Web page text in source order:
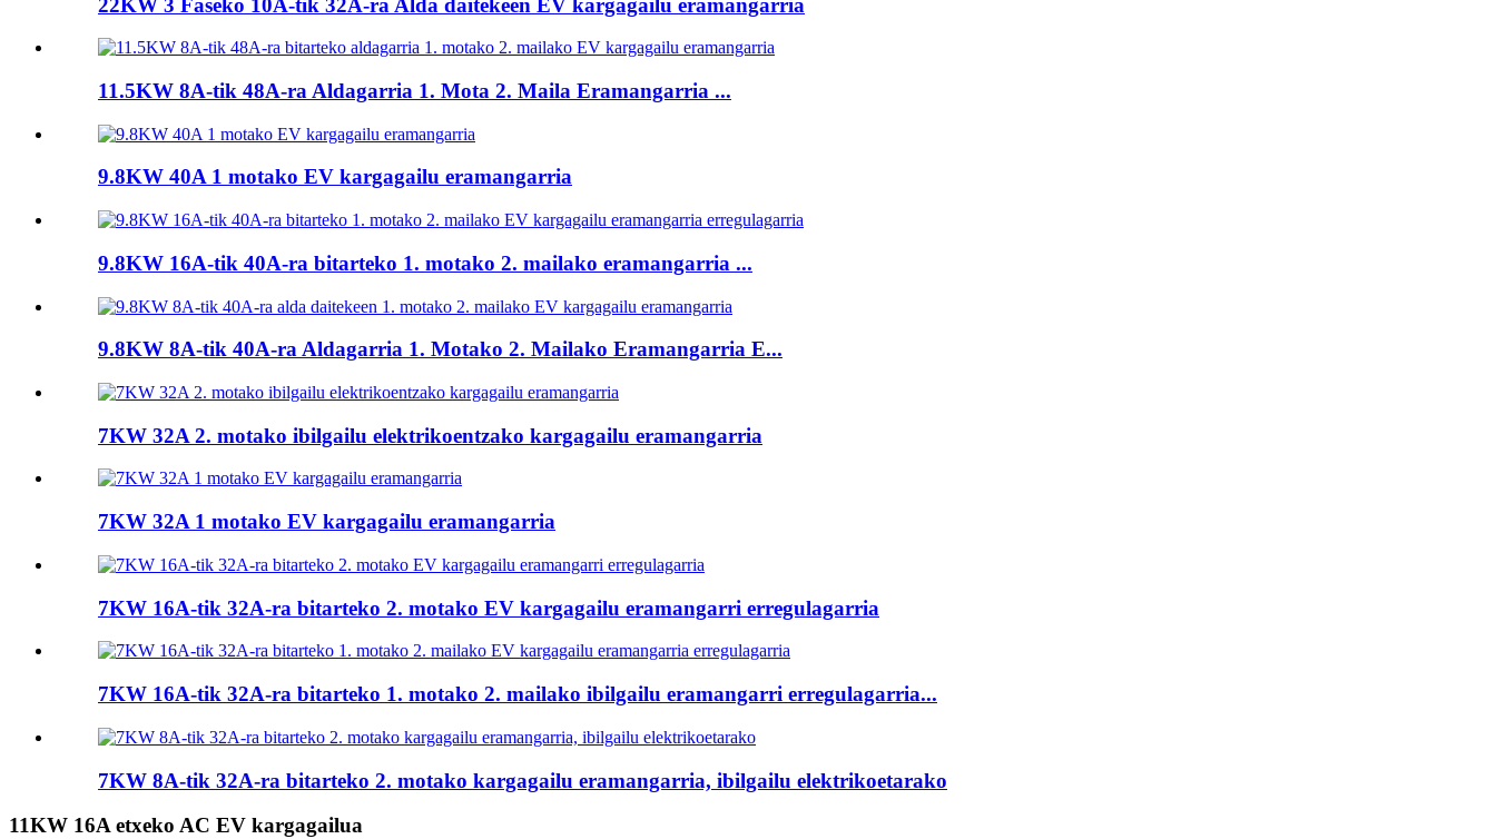
11.5KW 8A-tik 48A-ra Aldagarria 1. Mota 2. Maila Eramangarria ...
9.8KW 40A 1 motako EV kargagailu eramangarria
9.8KW 16A-tik 40A-ra bitarteko 1. motako 2. mailako eramangarria ...
9.8KW 8A-tik 40A-ra Aldagarria 1. Motako 2. Mailako Eramangarria E...
7KW 32A 2. motako ibilgailu elektrikoentzako kargagailu eramangarria
7KW 32A 1 motako EV kargagailu eramangarria
7KW 16A-tik 32A-ra bitarteko 2. motako EV kargagailu eramangarri erregulagarria
7KW 16A-tik 32A-ra bitarteko 1. motako 2. mailako ibilgailu eramangarri erregulagarria...
7KW 8A-tik 32A-ra bitarteko 2. motako kargagailu eramangarria, ibilgailu elektrikoetarako
11KW 16A etxeko AC EV kargagailua